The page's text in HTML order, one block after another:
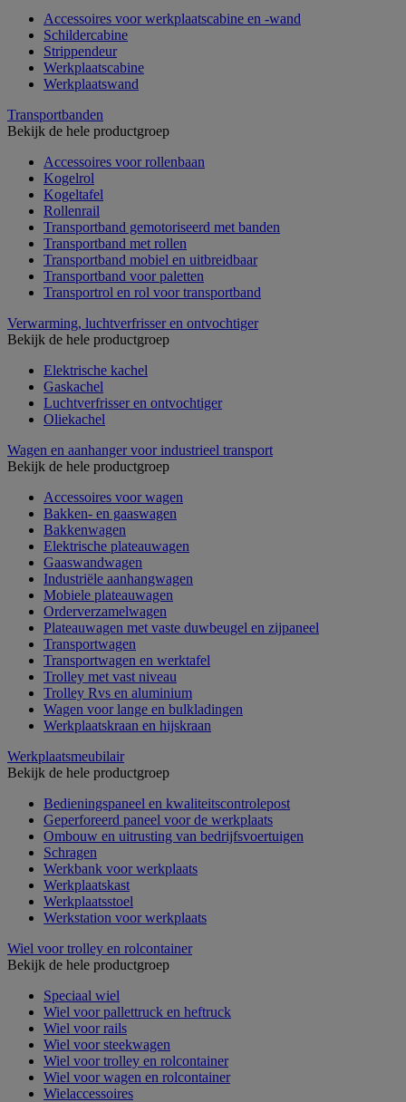
Accessoires voor werkplaatscabine en -wand
Schildercabine
Strippendeur
Werkplaatscabine
Werkplaatswand
Transportbanden
Bekijk de hele productgroep
Accessoires voor rollenbaan
Kogelrol
Kogeltafel
Rollenrail
Transportband gemotoriseerd met banden
Transportband met rollen
Transportband mobiel en uitbreidbaar
Transportband voor paletten
Transportrol en rol voor transportband
Verwarming, luchtverfrisser en ontvochtiger
Bekijk de hele productgroep
Elektrische kachel
Gaskachel
Luchtverfrisser en ontvochtiger
Oliekachel
Wagen en aanhanger voor industrieel transport
Bekijk de hele productgroep
Accessoires voor wagen
Bakken- en gaaswagen
Bakkenwagen
Elektrische plateauwagen
Gaaswandwagen
Industriële aanhangwagen
Mobiele plateauwagen
Orderverzamelwagen
Plateauwagen met vaste duwbeugel en zijpaneel
Transportwagen
Transportwagen en werktafel
Trolley met vast niveau
Trolley Rvs en aluminium
Wagen voor lange en bulkladingen
Werkplaatskraan en hijskraan
Werkplaatsmeubilair
Bekijk de hele productgroep
Bedieningspaneel en kwaliteitscontrolepost
Geperforeerd paneel voor de werkplaats
Ombouw en uitrusting van bedrijfsvoertuigen
Schragen
Werkbank voor werkplaats
Werkplaatskast
Werkplaatsstoel
Werkstation voor werkplaats
Wiel voor trolley en rolcontainer
Bekijk de hele productgroep
Speciaal wiel
Wiel voor pallettruck en heftruck
Wiel voor rails
Wiel voor steekwagen
Wiel voor trolley en rolcontainer
Wiel voor wagen en rolcontainer
Wielaccessoires